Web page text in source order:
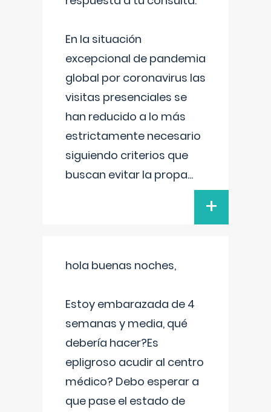
En la situación
excepcional de pandemia
global por coronavirus las
visitas presenciales se
han reducido a lo más
estrictamente necesario
siguiendo criterios que
buscan evitar la propa...
+
hola buenas noches,
Estoy embarazada de 4
semanas y media, qué
debería hacer?Es
epligroso acudir al centro
médico? Debo esperar a
que pase el estado de